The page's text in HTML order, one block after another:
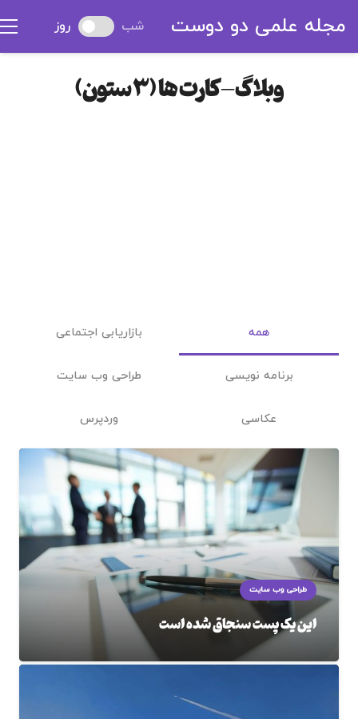
مجله علمی دو دوست روز شب
وبلاگ – کارت ها (3 ستون)
همه بازاریابی اجتماعی
برنامه نویسی طراحی وب سایت
عکاسی وردپرس
طراحی وب سایت
این یک پست سنجاق شده است